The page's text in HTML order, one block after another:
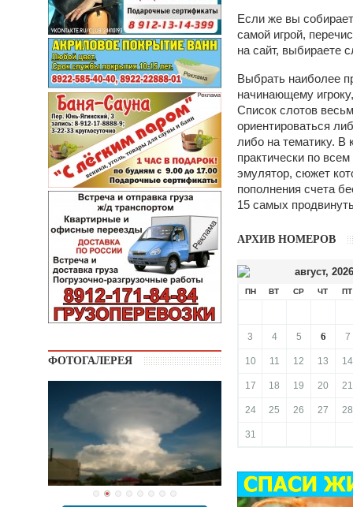
ФОТОГАЛЕРЕЯ
Если же вы
самой игрой,
на сайт, выбираете
Выбрать наиболее
начинающему
Список слотов
ориентироваться
либо на тематику. В
практически по
эмулятор, сюжет
пополнения счета
15 самых
АРХИВ НОМЕРОВ
август, 2026
ПН ВТ СР ЧТ ПТ
3 4 5 6 7
10 11 12 13 14
17 18 19 20 21
24 25 26 27 28
31